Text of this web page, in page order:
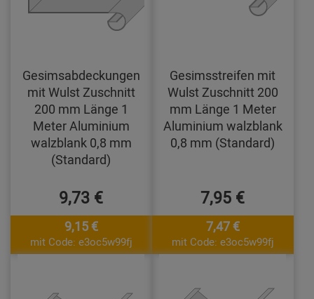
Gesimsabdeckungen
mit Wulst Zuschnitt
200 mm Länge 1
Meter Aluminium
walzblank 0,8 mm
(Standard)
9,73 €
9,15 €
mit Code: e3oc5w99fj
Gesimsstreifen mit
Wulst Zuschnitt 200
mm Länge 1 Meter
Aluminium walzblank
0,8 mm (Standard)
7,95 €
7,47 €
mit Code: e3oc5w99fj